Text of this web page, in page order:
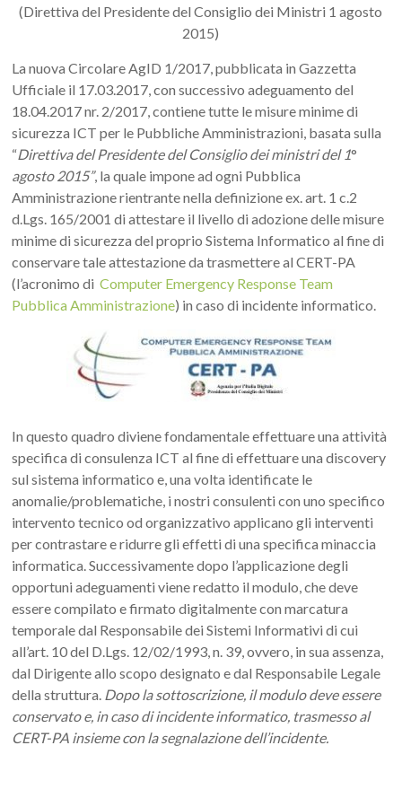
(Direttiva del Presidente del Consiglio dei Ministri 1 agosto
2015)
La nuova Circolare AgID 1/2017, pubblicata in Gazzetta
Ufficiale il 17.03.2017, con successivo adeguamento del
18.04.2017 nr. 2/2017, contiene tutte le misure minime di
sicurezza ICT per le Pubbliche Amministrazioni, basata sulla
“Direttiva del Presidente del Consiglio dei ministri del 1°
agosto 2015”, la quale impone ad ogni Pubblica
Amministrazione rientrante nella definizione ex. art. 1 c.2
d.Lgs. 165/2001 di attestare il livello di adozione delle misure
minime di sicurezza del proprio Sistema Informatico al fine di
conservare tale attestazione da trasmettere al CERT-PA
(l’acronimo diComputer Emergency Response Team
Pubblica Amministrazione) in caso di incidente informatico.
In questo quadro diviene fondamentale effettuare una attività
specifica di consulenza ICT al fine di effettuare una discovery
sul sistema informatico e, una volta identificate le
anomalie/problematiche, i nostri consulenti con uno specifico
intervento tecnico od organizzativo applicano gli interventi
per contrastare e ridurre gli effetti di una specifica minaccia
informatica. Successivamente dopo l’applicazione degli
opportuni adeguamenti viene redatto il modulo, che deve
essere compilato e firmato digitalmente con marcatura
temporale dal Responsabile dei Sistemi Informativi di cui
all’art. 10 del D.Lgs. 12/02/1993, n. 39, ovvero, in sua assenza,
dal Dirigente allo scopo designato e dal Responsabile Legale
della struttura. Dopo la sottoscrizione, il modulo deve essere
conservato e, in caso di incidente informatico, trasmesso al
CERT-PA insieme con la segnalazione dell’incidente.